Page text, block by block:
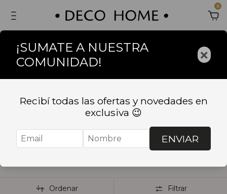
0
Inicio . BAZAR . TEXTILES . Servilletas, servilleteros y
Servilletas,
servilleteros y
repasadores
Ordenar Filtrar
¡SUMATE A NUESTRA
COMUNIDAD!
×
Recibí todas las ofertas y novedades en
exclusiva 😉
ENVIAR